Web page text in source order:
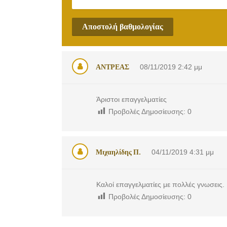
Αποστολή βαθμολογίας
ΑΝΤΡΕΑΣ 08/11/2019 2:42 μμ
Άριστοι επαγγελματίες
Προβολές Δημοσίευσης: 0
Μιχαηλίδης Π. 04/11/2019 4:31 μμ
Καλοί επαγγελματίες με πολλές γνωσεις.
Προβολές Δημοσίευσης: 0